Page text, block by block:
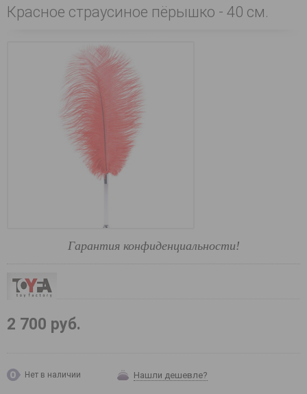
Красное страусиное пёрышко - 40 см.
Гарантия конфиденциальности!
2 700 руб.
Нет в наличии Нашли дешевле?